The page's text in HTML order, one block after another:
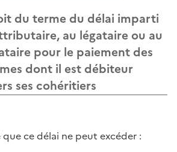
du terme du délai imparti
au légataire ou au
pour le paiement des
dont il est débiteur
ses cohéritiers
ce délai ne peut excéder :